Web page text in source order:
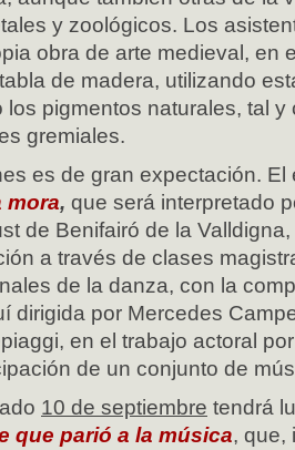
y zoológicos. Los
obra de arte medieval, en
de madera, utilizando
los pigmentos naturales, tal
gremiales.
es de gran expectación.
mora, que será interpretado
de Benifairó de la
a través de clases
de la danza, con la
dirigida por Mercedes
en el trabajo actoral
de un conjunto de
10 de septiembre tendrá
que parió a la música, que,